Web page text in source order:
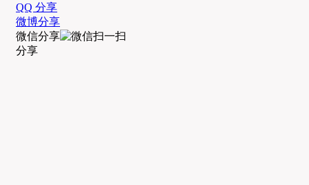
QQ 分享
微博分享
微信分享
分享